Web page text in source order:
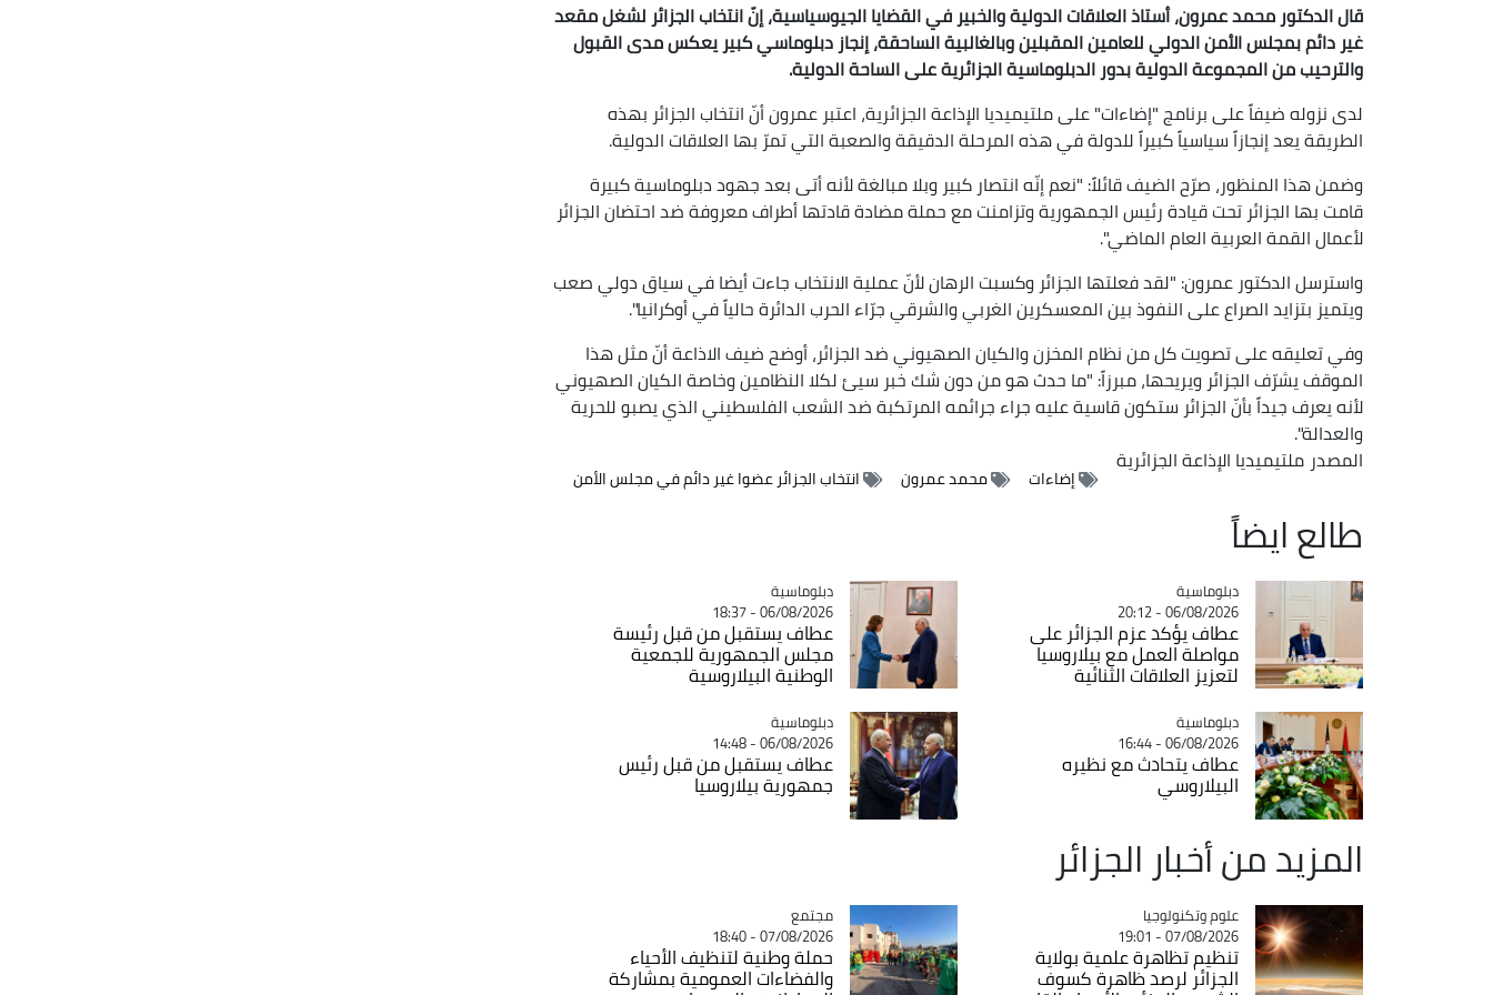
قال الدكتور محمد عمرون، أستاذ العلاقات الدولية والخبير في القضايا الجيوسياسية،إنّ انتخاب الجزائر لشغل مقعد
غير دائم بمجلس الأمن الدولي للعامين المقبلين وبالغالبية الساحقة، إنجاز دبلوماسي كبير يعكس مدى القبول
والترحيب من المجموعة الدولية بدور الدبلوماسية الجزائرية على الساحة الدولية.
لدى نزوله ضيفاً على برنامج "إضاءات" على ملتيميديا الإذاعة الجزائرية، اعتبر عمرون أنّ انتخاب الجزائر بهذه
الطريقة يعد إنجازاً سياسياً كبيراً للدولة في هذه المرحلة الدقيقة والصعبة التي تمرّ بها العلاقات الدولية.
وضمن هذا المنظور، صرّح الضيف قائلاً: "نعم إنّه انتصار كبير وبلا مبالغة لأنه أتى بعد جهود دبلوماسية كبيرة
قامت بها الجزائر تحت قيادة رئيس الجمهورية وتزامنت مع حملة مضادة قادتها أطراف معروفة ضد احتضان الجزائر
لأعمال القمة العربية العام الماضي".
واسترسل الدكتور عمرون: "لقد فعلتها الجزائر وكسبت الرهان لأنّ عملية الانتخاب جاءت أيضا في سياق دولي صعب
ويتميز بتزايد الصراع على النفوذ بين المعسكرين الغربي والشرقي جرّاء الحرب الدائرة حالياً في أوكرانيا".
وفي تعليقه على تصويت كل من نظام المخزن والكيان الصهيوني ضد الجزائر، أوضح ضيف الاذاعة أنّ مثل هذا
الموقف يشرّف الجزائر ويريحها، مبرزاً: "ما حدث هو من دون شك خبر سيئ لكلا النظامين وخاصة الكيان الصهيوني
لأنه يعرف جيداً بأنّ الجزائر ستكون قاسية عليه جراء جرائمه المرتكبة ضد الشعب الفلسطيني الذي يصبو للحرية
والعدالة".
المصدر ملتيميديا الإذاعة الجزائرية
إضاءات محمد عمرون انتخاب الجزائر عضوا غير دائم في مجلس الأمن
طالع ايضاً
Catégorie
دبلوماسية
06/08/2026 - 20:12
عطاف يؤكد عزم الجزائر على
مواصلة العمل مع بيلاروسيا
لتعزيز العلاقات الثنائية
Catégorie
دبلوماسية
06/08/2026 - 18:37
عطاف يستقبل من قبل رئيسة
مجلس الجمهورية للجمعية
الوطنية البيلاروسية
Catégorie
دبلوماسية
06/08/2026 - 16:44
عطاف يتحادث مع نظيره
البيلاروسي
Catégorie
دبلوماسية
06/08/2026 - 14:48
عطاف يستقبل من قبل رئيس
جمهورية بيلاروسيا
المزيد من أخبار الجزائر
Catégorie
علوم وتكنولوجيا
07/08/2026 - 19:01
تنظيم تظاهرة علمية بولاية
الجزائر لرصد ظاهرة كسوف
Catégorie
مجتمع
07/08/2026 - 18:40
حملة وطنية لتنظيف الأحياء
والفضاءات العمومية بمشاركة